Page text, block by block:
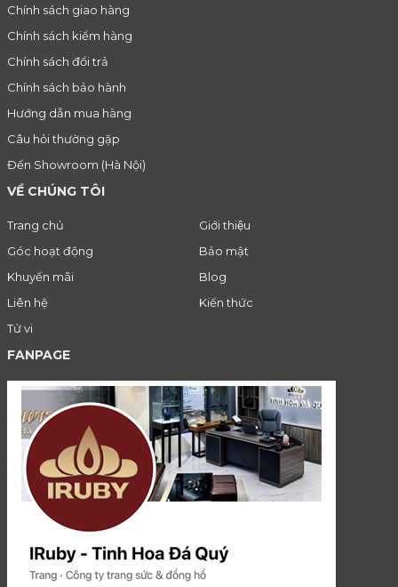
Chính sách giao hàng
Chính sách kiểm hàng
Chính sách đổi trả
Chính sách bảo hành
Hướng dẫn mua hàng
Câu hỏi thường gặp
Đến Showroom (Hà Nội)
VỀ CHÚNG TÔI
Trang chủ
Giới thiệu
Góc hoạt động
Bảo mật
Khuyến mãi
Blog
Liên hệ
Kiến thức
Tử vi
FANPAGE